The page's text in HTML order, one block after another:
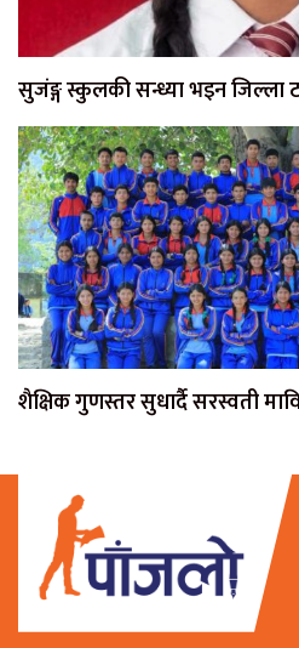
सुजंङ्ग स्कुलकी सन्ध्या भइन जिल्ला
शैक्षिक गुणस्तर सुधार्दै सरस्वती